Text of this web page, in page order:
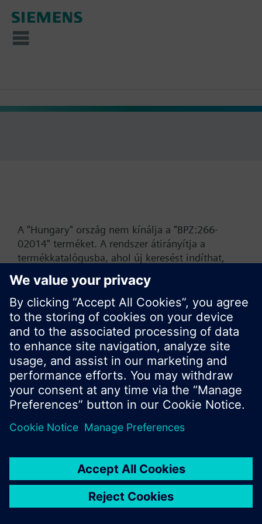
A "Hungary" ország nem kínálja a "BPZ:266-
02014" terméket. A rendszer átirányítja a
termékkatalógusba, ahol új keresést indíthat,
vagy böngészhet a Siemens hatalmas
termékkínálatában.
Ok